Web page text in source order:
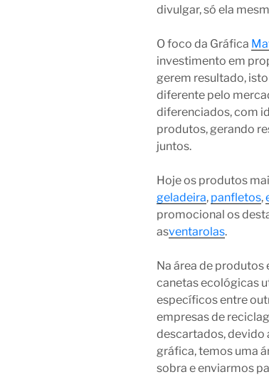
divulgar, só ela
O foco da Gráfica
investimento em
gerem resultado,
diferente pelo
diferenciados, com
produtos, gerando
juntos.
Hoje os produtos
geladeira, panfletos,
promocional os
asventarolas.
Na área de
canetas ecológicas
específicos entre
empresas de
descartados, devido
gráfica, temos uma
sobra e enviarmos